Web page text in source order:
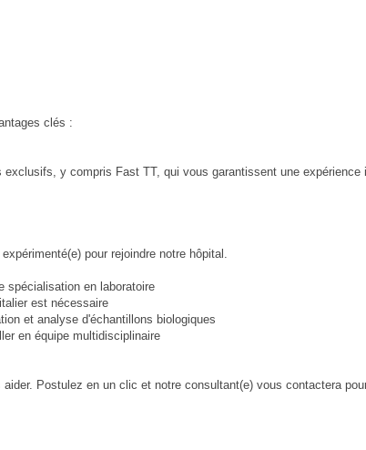
clés :
y compris Fast TT, qui vous garantissent une expérience
pour rejoindre notre hôpital.
spécialisation en laboratoire
est nécessaire
et analyse d'échantillons biologiques
en équipe multidisciplinaire
Postulez en un clic et notre consultant(e) vous contactera